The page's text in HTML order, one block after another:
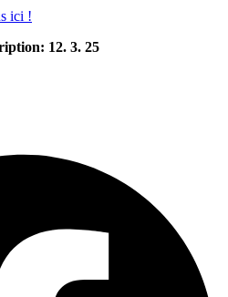
ici !
12. 3. 25